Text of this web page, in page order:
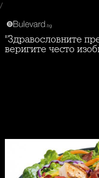
/
"Здравословните предложения" на фаст фуд
веригите често